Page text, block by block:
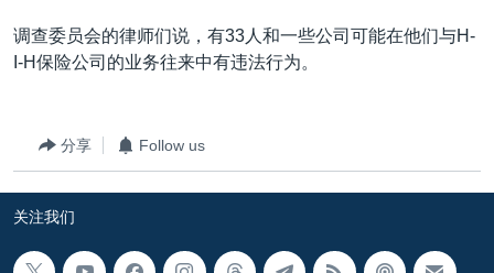
调查委员会的律师们说，有33人和一些公司可能在他们与H-
I-H保险公司的业务往来中有违法行为。
分享 Follow us
关注我们